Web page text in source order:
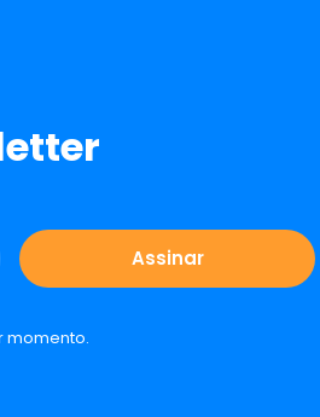
momento.